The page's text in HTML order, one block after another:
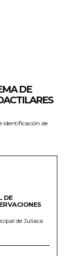
DE
identificación de
DE
de Juliaca